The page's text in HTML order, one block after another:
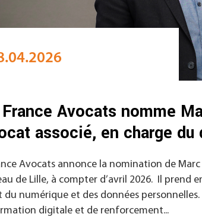
France Avocats nomme
associé, en charge
Avocats annonce la nomination de
de Lille, à compter d’avril 2026. Il prend
du numérique et des données
digitale et de renforcement...